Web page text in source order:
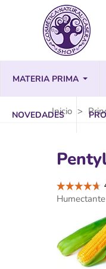
MATERIA PRIMA
NOVEDADES
Inicio >